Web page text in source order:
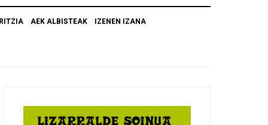
AEK ALBISTEAK IZENEN IZANA